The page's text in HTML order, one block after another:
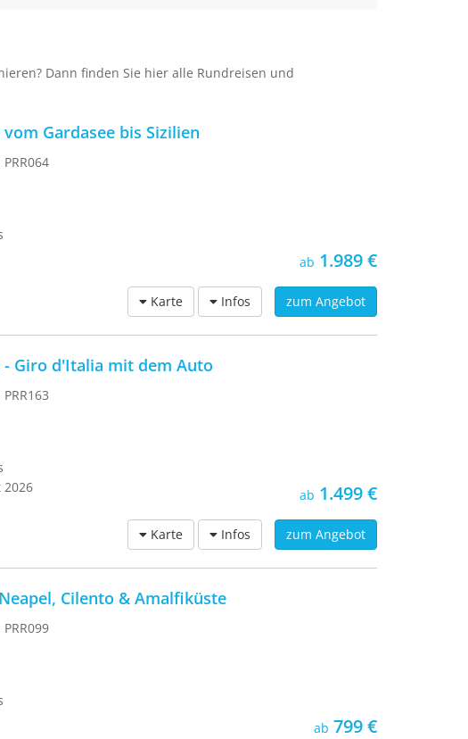
Dann finden Sie hier alle Rundreisen und
Gardasee bis Sizilien
ab 1.989 €
Karte Infos zum Angebot
Giro d'Italia mit dem Auto
2026
ab 1.499 €
Karte Infos zum Angebot
Cilento & Amalfiküste
ab 799 €